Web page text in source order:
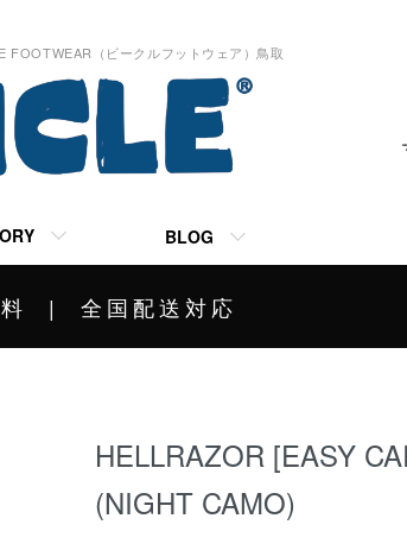
FOOTWEAR（ビークルフットウェア）鳥取
BLOG
| 全国配送対応
HELLRAZOR [EASY
(NIGHT CAMO)